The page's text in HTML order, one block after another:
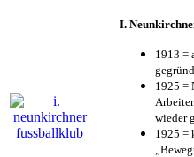
I.
1913 =
1925 =
wieder
1925 =